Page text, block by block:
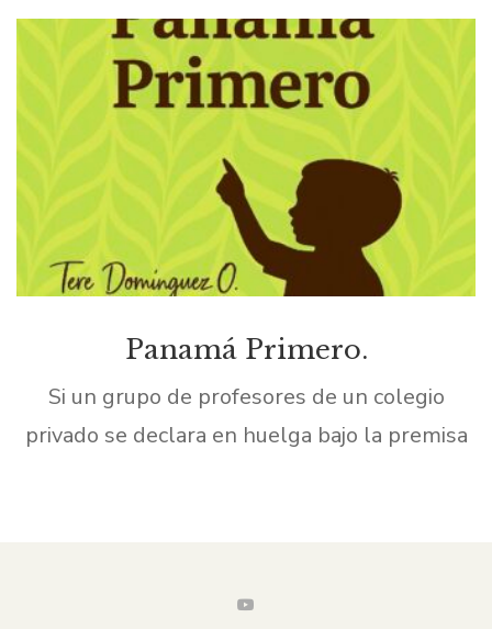
Panamá Primero.
Si un grupo de profesores de un colegio
privado se declara en huelga bajo la premisa